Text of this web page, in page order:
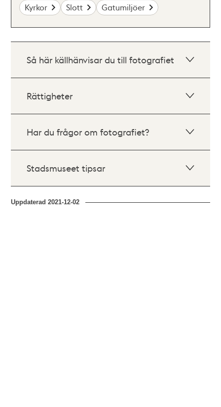
Kyrkor Slott Gatumiljöer
Så här källhänvisar du till fotografiet
Rättigheter
Har du frågor om fotografiet?
Stadsmuseet tipsar
Uppdaterad2021-12-02